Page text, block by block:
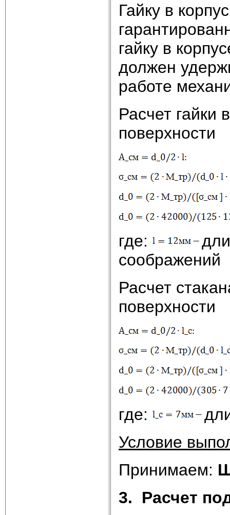
Гайку в
гайку в
должен
работе
Расчет гайки
поверхности
где:
соображений
Расчет
поверхности
где:
Условие
Принимаем:
3. Расчет